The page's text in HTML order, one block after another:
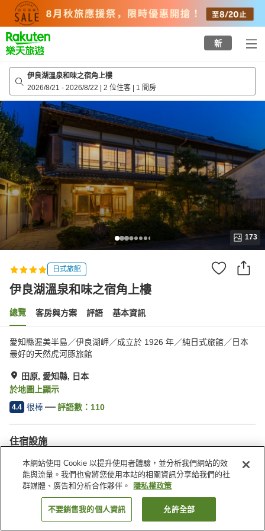
top
page
新
伊良湖溫泉和味之宿角上樓
2026/8/21 - 2026/8/22 | 2 位住客 | 1 間房
173
日式旅館
伊良湖溫泉和味之宿角上樓
總覽 客房與方案 評語 基本資訊
愛知縣渥美半島／伊良湖岬／成立於 1926 年／純日式旅館／日本
最好的天然虎河豚旅館
田原, 愛知縣, 日本
於地圖上顯示
4.4 很棒 評語數： 110
住宿設施
停車場
Spa／美容沙龍
休息室
酒吧
找客房
本網站使用 Cookie 以提升使用者體驗，並分析我們網站的效
能與流量。我們也會將您使用本站的相關資訊分享給我們的社
群媒體、廣告和分析合作夥伴。
隱私權政策
不要銷售我的個人資訊 允許全部